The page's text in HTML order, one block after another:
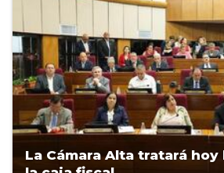
La Cámara Alta tratará